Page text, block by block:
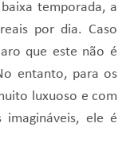
temporada, a
por dia. Caso
que este não é
entanto, para os
luxuoso e com
imagináveis, ele é